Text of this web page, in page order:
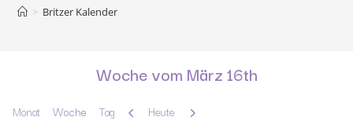
> Britzer Kalender
Woche vom März 16th
Monat Woche Tag Zurück
Heute Weiter